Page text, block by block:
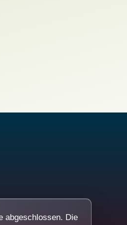
abgeschlossen. Die